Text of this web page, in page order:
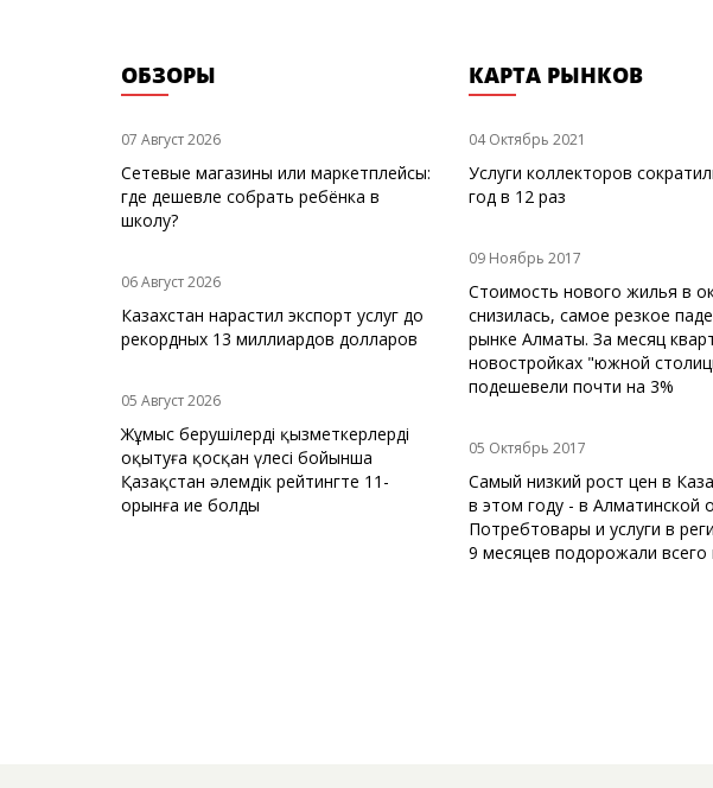
ОБЗОРЫ
07 Август 2026
Сетевые магазины или маркетплейсы:
где дешевле собрать ребёнка в
школу?
06 Август 2026
Казахстан нарастил экспорт услуг до
рекордных 13 миллиардов долларов
05 Август 2026
Жұмыс берушілердің қызметкерлерді
оқытуға қосқан үлесі бойынша
Қазақстан әлемдік рейтингте 11-
орынға ие болды
КАРТА РЫНКОВ
04 Октябрь 2021
Услуги коллекторов
год в 12 раз
09 Ноябрь 2017
Стоимость нового жилья в
снизилась, самое резкое
рынке Алматы. За месяц
новостройках "южной
подешевели почти на 3%
05 Октябрь 2017
Самый низкий рост цен в
в этом году - в Алматинской
Потребтовары и услуги в
9 месяцев подорожали всего